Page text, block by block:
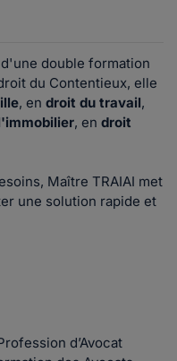
double formation
du Contentieux, elle
, en droit du travail,
, en droit
Maître TRAIAI met
une solution rapide et
d’Avocat